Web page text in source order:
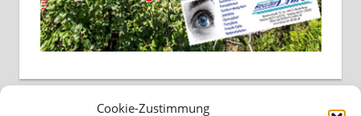
Cookie-Zustimmung